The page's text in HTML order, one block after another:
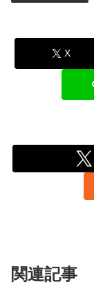
X
関連記事